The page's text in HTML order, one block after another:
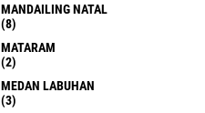
MANDAILING NATAL
(8)
MATARAM
(2)
MEDAN LABUHAN
(3)